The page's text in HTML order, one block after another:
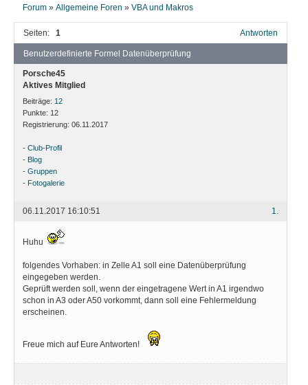
Forum »Allgemeine Foren »VBA und Makros
Seiten: 1 Antworten
Benutzerdefinierte Formel Datenüberprüfung
Porsche45
Aktives Mitglied
Beiträge: 12
Punkte: 12
Registrierung: 06.11.2017
- Club-Profil
- Blog
- Gruppen
- Fotogalerie
1.
06.11.2017 16:10:51
Huhu
folgendes Vorhaben: in Zelle A1 soll eine Datenüberprüfung
eingegeben werden.
Geprüft werden soll, wenn der eingetragene Wert in A1 irgendwo
schon in A3 oder A50 vorkommt, dann soll eine Fehlermeldung
erscheinen.
Freue mich auf Eure Antworten!